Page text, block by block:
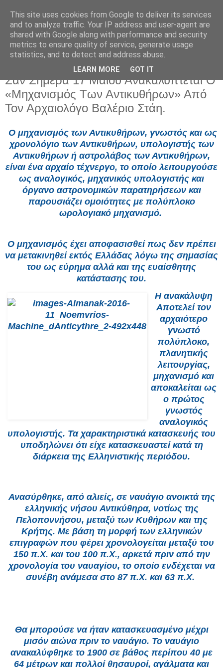
Κυριακή 17 Μαΐου 2026
Σαν Σήμερα 17 Μαΐου Ανακαλύπτεται Ο
«Μηχανισμός Των Αντικυθήρων» Από
Τον Αρχαιολόγο Βαλέριο Στάη.
Ο μηχανισμός των Αντικυθήρων, γνωστός και ως
χρονολόγιο των Αντικυθήρων, υπολογιστής των
Αντικυθήρων ή αστρολάβος των Αντικυθήρων,
είναι ένα αρχαίο τέχνεργο, το οποίο λειτουργούσε
ως αναλογικός, μηχανικός υπολογιστής και
όργανο αστρονομικών παρατηρήσεων και
παρουσιάζει ομοιότητες με πολύπλοκο
ωρολογιακό μηχανισμό.
Ο μηχανισμός έχει αποφασισθεί πως δεν πρέπει
να μετακινηθεί εκτός Ελλάδας λόγω της σημασίας
του ως εύρημα αλλά και της ευαίσθητης
κατάστασης του.
Η ανακάλυψη
Αποτελεί τον
αρχαιότερο
γνωστό
πολύπλοκο,
πλανητικής
λειτουργίας,
μηχανισμό και
αποκαλείται ως
ο πρώτος
γνωστός
αναλογικός
υπολογιστής. Τα χαρακτηριστικά κατασκευής του
υποδηλώνει ότι είχε κατασκευαστεί κατά τη
διάρκεια της Ελληνιστικής περιόδου.
Ανασύρθηκε, από αλιείς, σε ναυάγιο ανοικτά της
ελληνικής νήσου Αντικύθηρα, νοτίως της
Πελοποννήσου, μεταξύ των Κυθήρων και της
Κρήτης. Με βάση τη μορφή των ελληνικών
επιγραφών που φέρει χρονολογείται μεταξύ του
150 π.Χ. και του 100 π.Χ., αρκετά πριν από την
χρονολογία του ναυαγίου, το οποίο ενδέχεται να
συνέβη ανάμεσα στο 87 π.Χ. και 63 π.Χ.
Θα μπορούσε να ήταν κατασκευασμένο μέχρι
μισόν αιώνα πριν το ναυάγιο. Το ναυάγιο
ανακαλύφθηκε το 1900 σε βάθος περίπου 40 με
64 μέτρων και πολλοί θησαυροί, αγάλματα και
This site uses cookies from Google to deliver its services
and to analyze traffic. Your IP address and user-agent are
shared with Google along with performance and security
metrics to ensure quality of service, generate usage
statistics, and to detect and address abuse.
LEARN MORE GOT IT